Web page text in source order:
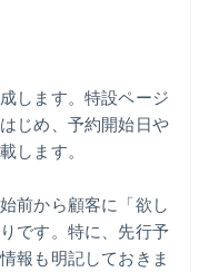
します。特設ページ
じめ、予約開始日や
します。
前から顧客に「欲し
です。特に、先行予
報も明記しておきま